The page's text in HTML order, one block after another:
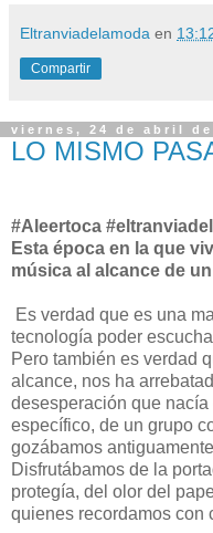
Eltranviadelamoda en
Compartir
viernes, 24 de abril de
LO MISMO
#Aleertoca
Esta época en la que
música al alcance de
Es verdad que es una
tecnología poder
Pero también es verdad
alcance, nos ha
desesperación que
específico, de un grupo
gozábamos
Disfrutábamos de la
protegía, del olor del
quienes recordamos con